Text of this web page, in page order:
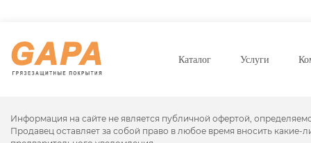
Каталог Услуги
Информация на сайте не является публичной офертой,
Продавец оставляет за собой право в любое время вносить